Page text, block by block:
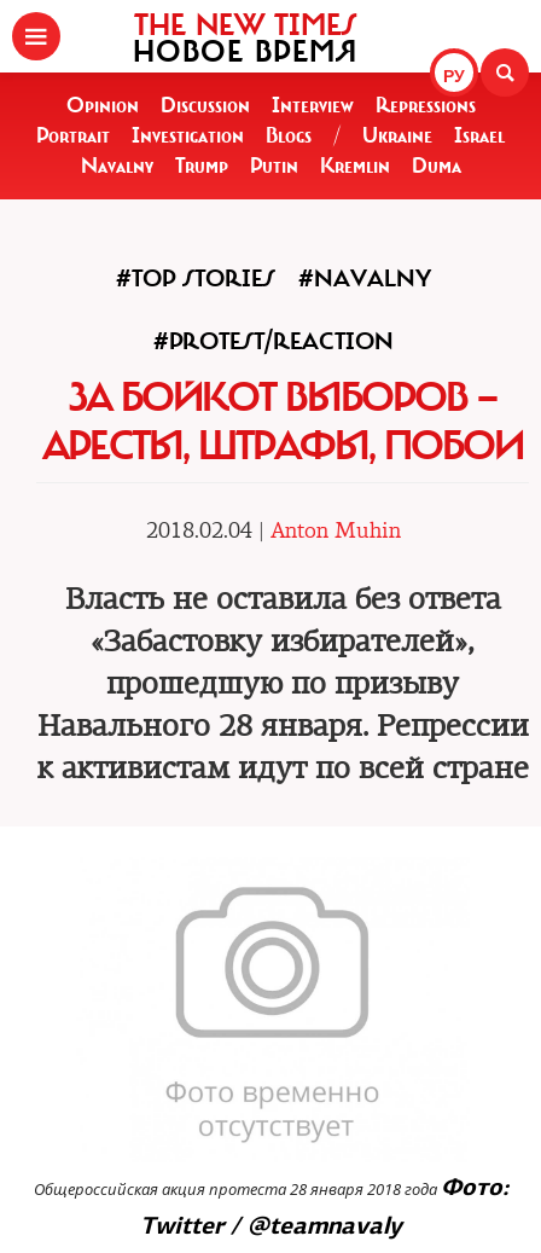
РУ
THE NEW TIMES
НОВОЕ ВРЕМЯ
Opinion Discussion Interview
Repressions
Portrait
Investigation Blogs / Ukraine
Israel
Navalny
Trump Putin Kremlin Duma
#TOP STORIES #NAVALNY
#PROTEST/REACTION
ЗА БОЙКОТ ВЫБОРОВ —
АРЕСТЫ, ШТРАФЫ, ПОБОИ
2018.02.04 | Anton Muhin
Власть не оставила без ответа
«Забастовку избирателей»,
прошедшую по призыву
Навального 28 января. Репрессии
к активистам идут по всей стране
Общероссийская акция протеста 28 января 2018 года Фото:
Twitter / @teamnavaly